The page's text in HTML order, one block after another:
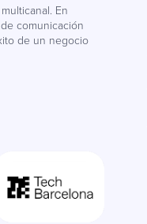
En
comunicación
de un negocio